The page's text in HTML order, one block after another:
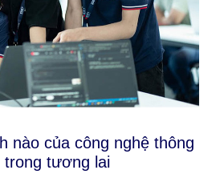
nào của công nghệ thông
trong tương lai